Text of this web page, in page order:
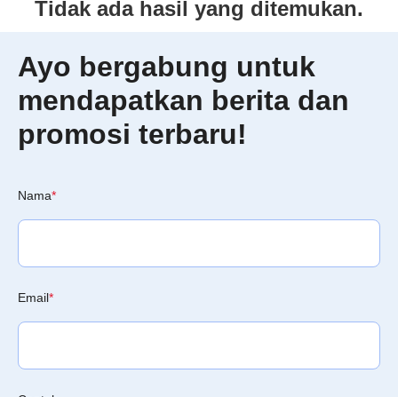
Tidak ada hasil yang ditemukan.
Ayo bergabung untuk
mendapatkan berita dan
promosi terbaru!
Nama*
Email*